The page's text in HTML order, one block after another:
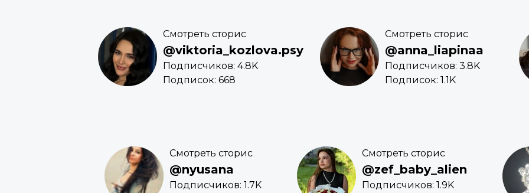
Смотреть сторис
@viktoria_kozlova.psy
Подписчиков: 4.8K
Подписок: 668
Смотреть сторис
@anna_liapinaa
Подписчиков: 3.8K
Подписок: 1.1K
Смотреть сторис
@nyusana
Подписчиков: 1.7K
Смотреть сторис
@zef_baby_alien
Подписчиков: 1.9K